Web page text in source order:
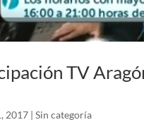
TV
2017| Sin categoría